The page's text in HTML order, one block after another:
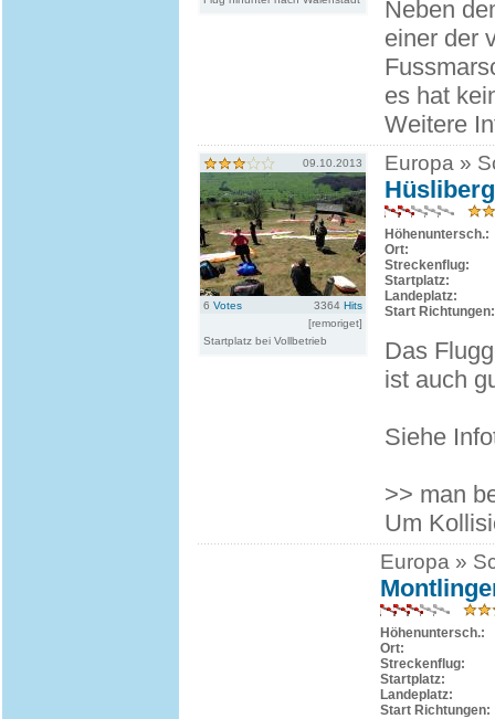
Neben
einer der
es hat
Weitere
09.10.2013
6 Votes 3364 Hits
[remoriget]
Startplatz bei Vollbetrieb
Europa »
Höhenuntersch.:
Ort:
Streckenflug:
Startplatz:
Landeplatz:
Start Richtungen:
Das
ist auch
Siehe
>> man
Um
Europa »
Höhenuntersch.:
Ort:
Streckenflug:
Startplatz:
Landeplatz:
Start Richtungen: